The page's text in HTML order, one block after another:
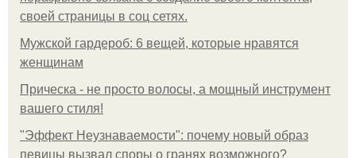
своей страницы в соц сетях.
Мужской гардероб: 6 вещей, которые нравятся
женщинам
Прическа - не просто волосы, а мощный инструмент
вашего стиля!
"Эффект Неузнаваемости": почему новый образ
певицы вызвал споры о гранях возможного?